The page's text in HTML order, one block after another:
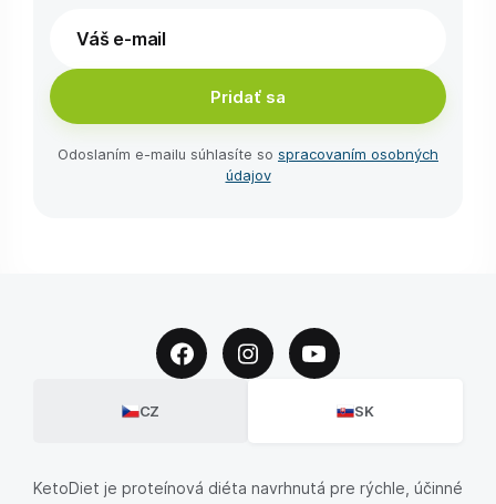
Pridať sa
Odoslaním e-⁠mailu súhlasíte so spracovaním osobných
údajov
CZ SK
KetoDiet je proteínová diéta navrhnutá pre rýchle, účinné